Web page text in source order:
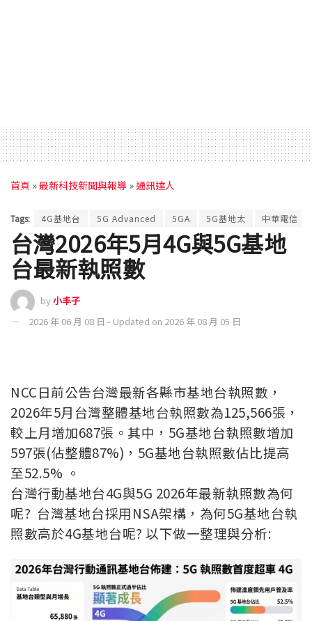
首頁 »最新科技新聞與報導 »通訊達人
Tags: 4G基地台 5G Advanced 5GA 5G基地太 中華電信
台灣2026年5月4G與5G基地
台最新執照數
by小丰子
2026 年 06 月 08 日 - Updated on 2026 年 08 月 05 日
NCC日前公告台灣最新各縣市基地台執照數 ，
2026年5月台灣整體基地台執照數為125,566張，
較上月增加687張。其中，5G基地台執照數增加
597張(佔整體87%)，5G基地台執照數佔比提高
至52.5% 。
台灣行動基地台4G與5G 2026年最新執照數為何
呢? 台灣基地台採用NSA架構，為何5G基地台執
照數高於4G基地台呢? 以下做一整理與分析: